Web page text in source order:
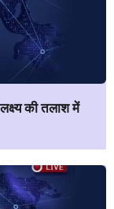
की तलाश में